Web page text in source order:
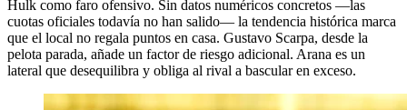
Hulk como faro ofensivo. Sin datos numéricos concretos —las
cuotas oficiales todavía no han salido— la tendencia histórica marca
que el local no regala puntos en casa. Gustavo Scarpa, desde la
pelota parada, añade un factor de riesgo adicional. Arana es un
lateral que desequilibra y obliga al rival a bascular en exceso.